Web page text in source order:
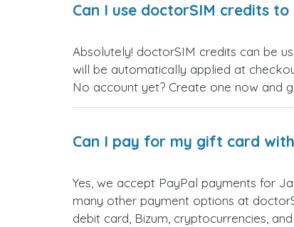
Can I use doctorSIM credits
Absolutely! doctorSIM credits can be
will be automatically applied at
No account yet? Create one now and
Can I pay for my gift card
Yes, we accept PayPal payments for
many other payment options at
debit card, Bizum, cryptocurrencies,